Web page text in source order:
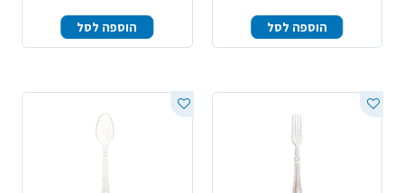
הוספה לסל הוספה לסל